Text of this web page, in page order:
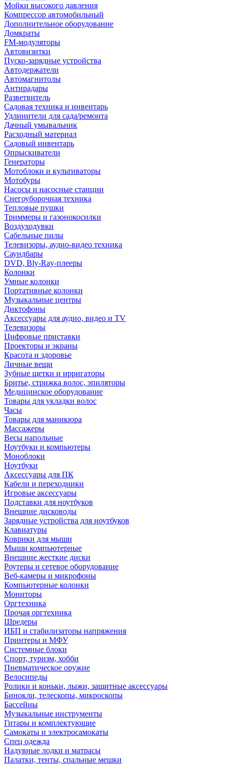
Мойки высокого давления
Компрессор автомобильный
Дополнительное оборудование
Домкраты
FM-модуляторы
Автовизитки
Пуско-зарядные устройства
Автодержатели
Автомагнитолы
Антирадары
Разветвитель
Садовая техника и инвентарь
Удлинители для сада/ремонта
Дачный умывальник
Расходный материал
Садовый инвентарь
Опрыскиватели
Генераторы
Мотоблоки и культиваторы
Мотобуры
Насосы и насосные станции
Снегоуборочная техника
Тепловые пушки
Триммеры и газонокосилки
Воздуходувки
Сабельные пилы
Телевизоры, аудио-видео техника
Саундбары
DVD, Bly-Ray-плееры
Колонки
Умные колонки
Портативные колонки
Музыкальные центры
Диктофоны
Аксессуары для аудио, видео и TV
Телевизоры
Цифровые приставки
Проекторы и экраны
Красота и здоровье
Личные вещи
Зубные щетки и ирригаторы
Бритье, стрижка волос, эпиляторы
Медицинское оборудование
Товары для укладки волос
Часы
Товары для маникюра
Массажеры
Весы напольные
Ноутбуки и компьютеры
Моноблоки
Ноутбуки
Аксессуары для ПК
Кабели и переходники
Игровые аксессуары
Подставки для ноутбуков
Внешние дисководы
Зарядные устройства для ноутбуков
Клавиатуры
Коврики для мыши
Мыши компьютерные
Внешние жесткие диски
Роутеры и сетевое оборудование
Веб-камеры и микрофоны
Компьютерные колонки
Мониторы
Оргтехника
Прочая оргтехника
Шредеры
ИБП и стабилизаторы напряжения
Принтеры и МФУ
Системные блоки
Спорт, туризм, хобби
Пневматическое оружие
Велосипеды
Ролики и коньки, лыжи, защитные аксессуары
Бинокли, телескопы, микроскопы
Бассейны
Музыкальные инструменты
Гитары и комплектующие
Самокаты и электросамокаты
Спец одежда
Надувные лодки и матрасы
Палатки, тенты, спальные мешки